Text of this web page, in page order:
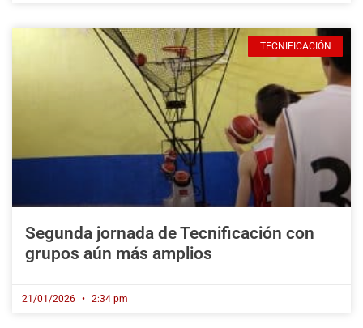
TECNIFICACIÓN
Segunda jornada de Tecnificación con
grupos aún más amplios
21/01/2026 2:34 pm